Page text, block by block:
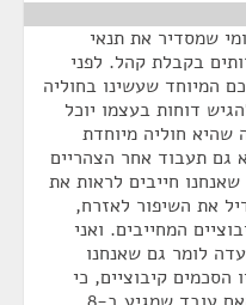
שמסדיר את תנאי
בקבלת קהל. לפני
המיוחד שעשינו בחוליה
דוחות בעצמו יוכל
שהיא חוליה מיוחדת
גם תעבוד אחר הצהריים
שאנחנו חייבים לראות את
את השיפור לאזרח,
המחייבים. ואני
לומר גם שאנחנו
הסכמים קיבוציים, כי